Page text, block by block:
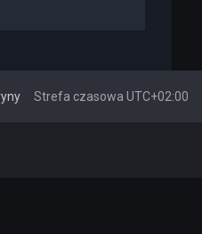
Strefa czasowa UTC+02:00